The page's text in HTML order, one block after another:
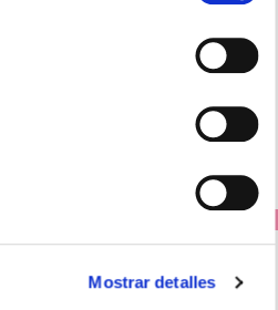
Mostrar detalles